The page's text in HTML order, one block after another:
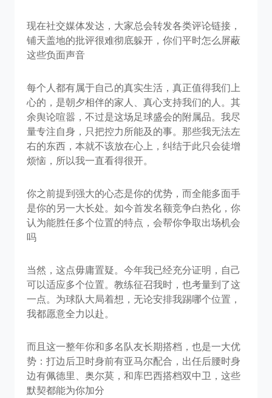
现在社交媒体发达，大家总会转发各类评论链接，
铺天盖地的批评很难彻底躲开，你们平时怎么屏蔽
这些负面声音
每个人都有属于自己的真实生活，真正值得我们上
心的，是朝夕相伴的家人、真心支持我们的人。其
余舆论喧嚣，不过是这场足球盛会的附属品。我尽
量专注自身，只把控力所能及的事。那些我无法左
右的东西，本就不该放在心上，纠结于此只会徒增
烦恼，所以我一直看得很开。
你之前提到强大的心态是你的优势，而全能多面手
是你的另一大长处。如今首发名额竞争白热化，你
认为能胜任多个位置的特点，会帮你争取出场机会
吗
当然，这点毋庸置疑。今年我已经充分证明，自己
可以适应多个位置。教练征召我时，也考量到了这
一点。为球队大局着想，无论安排我踢哪个位置，
我都愿意全力以赴。
而且这一整年你和多名队友长期搭档，也是一大优
势：打边后卫时身前有亚马尔配合，出任后腰时身
边有佩德里、奥尔莫，和库巴西搭档双中卫，这些
默契都能为你加分